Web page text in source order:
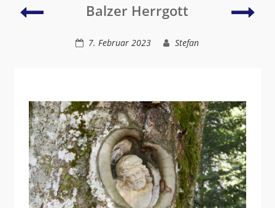
MonbachtalBalzer Herrgott
7. Februar 2023 Stefan